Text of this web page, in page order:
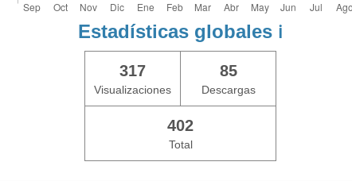
Estadísticas globales ℹ️
317
Visualizaciones
85
Descargas
402
Total